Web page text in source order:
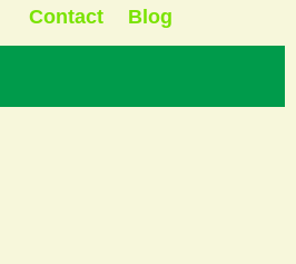
Contact Blog